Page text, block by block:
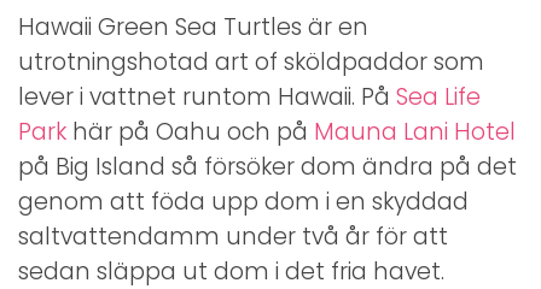
Hawaii Green Sea Turtles är en
utrotningshotad art of sköldpaddor som
lever i vattnet runtom Hawaii. På Sea Life
Park här på Oahu och på Mauna Lani Hotel
på Big Island så försöker dom ändra på det
genom att föda upp dom i en skyddad
saltvattendamm under två år för att
sedan släppa ut dom i det fria havet.